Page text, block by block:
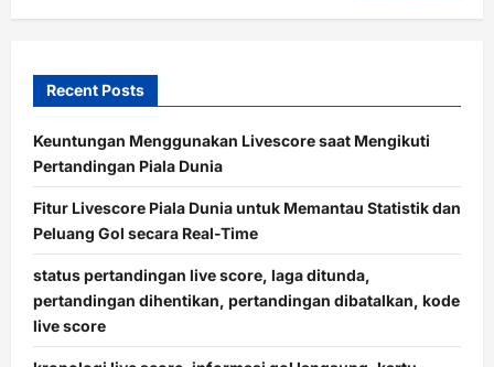
Recent Posts
Keuntungan Menggunakan Livescore saat Mengikuti
Pertandingan Piala Dunia
Fitur Livescore Piala Dunia untuk Memantau Statistik dan
Peluang Gol secara Real-Time
status pertandingan live score, laga ditunda,
pertandingan dihentikan, pertandingan dibatalkan, kode
live score